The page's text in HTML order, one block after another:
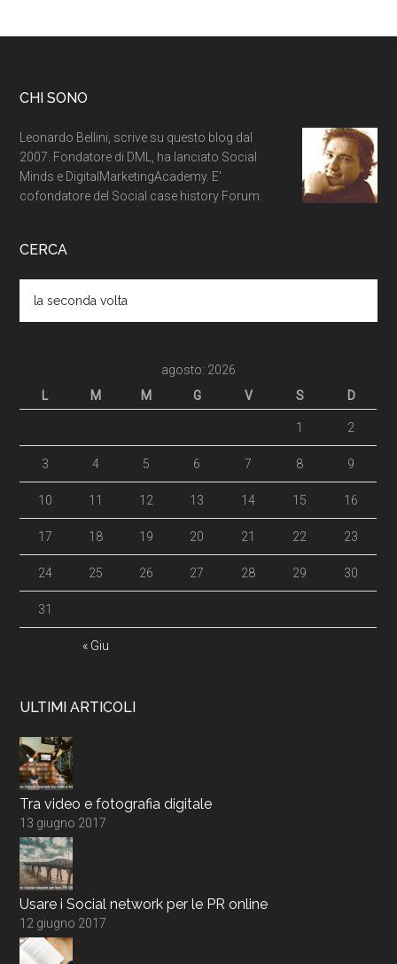
CHI SONO
Leonardo Bellini, scrive su questo blog dal
2007. Fondatore di DML, ha lanciato Social
Minds e DigitalMarketingAcademy. E'
cofondatore del Social case history Forum.
CERCA
agosto: 2026
L
M M G V S D
« Giu
1 2
3 4 5 6 7 8 9
10 11 12 13 14 15 16
17 18 19 20 21 22 23
24 25 26 27 28 29 30
31
ULTIMI ARTICOLI
Tra video e fotografia digitale
13 giugno 2017
Usare i Social network per le PR online
12 giugno 2017